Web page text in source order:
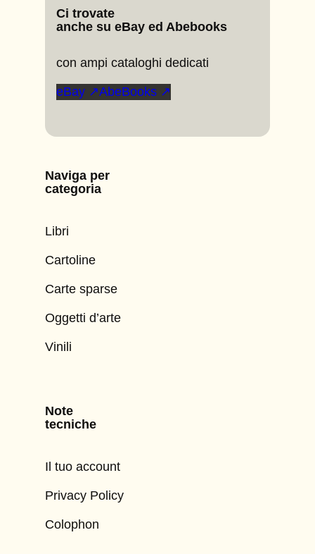
Ci trovate
anche su eBay ed Abebooks
con ampi cataloghi dedicati
eBay ↗AbeBooks ↗
Naviga per
categoria
Libri
Cartoline
Carte sparse
Oggetti d’arte
Vinili
Note
tecniche
Il tuo account
Privacy Policy
Colophon